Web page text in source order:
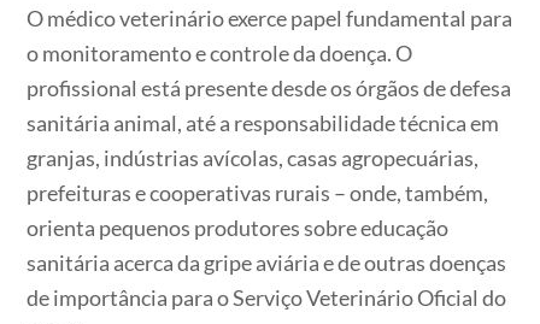
O médico veterinário exerce papel fundamental para
o monitoramento e controle da doença. O
profissional está presente desde os órgãos de defesa
sanitária animal, até a responsabilidade técnica em
granjas, indústrias avícolas, casas agropecuárias,
prefeituras e cooperativas rurais – onde, também,
orienta pequenos produtores sobre educação
sanitária acerca da gripe aviária e de outras doenças
de importância para o Serviço Veterinário Oficial do